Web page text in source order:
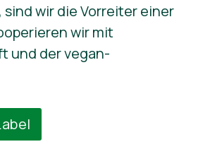
wir die Vorreiter einer
wir mit
und der vegan-